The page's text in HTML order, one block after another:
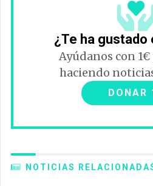
¿Te ha gustado
Ayúdanos con
haciendo
DONAR
NOTICIAS